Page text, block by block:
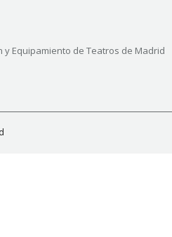
Equipamiento de Teatros de Madrid